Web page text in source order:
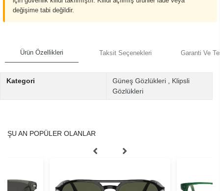
değişime tabi değildir.
Ürün Özellikleri Taksit Seçenekleri Garanti Ve
Kategori Güneş Gözlükleri
Klipsli
Gözlükleri
ŞU AN POPÜLER OLANLAR